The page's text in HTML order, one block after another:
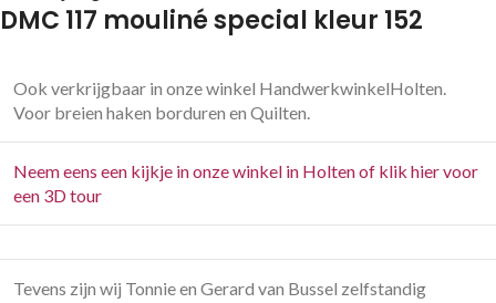
DMC 117 mouliné special kleur 152
Ook verkrijgbaar in onze winkel HandwerkwinkelHolten.
Voor breien haken borduren en Quilten.
Neem eens een kijkje in onze winkel in Holten of klik hier voor
een 3D tour
Tevens zijn wij Tonnie en Gerard van Bussel zelfstandig